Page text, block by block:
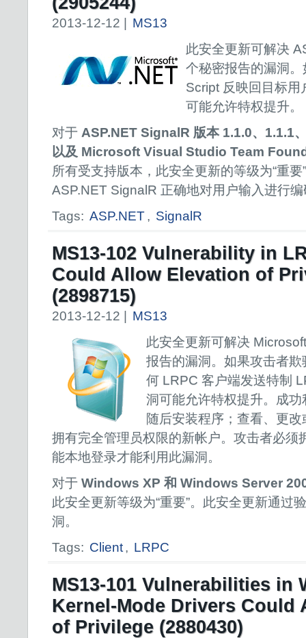
2013-12-12 |
MS13
此安全更新可解决
个秘密报告的漏洞
Script 反映回目标用
可能允许特权提升。
对于 ASP.NET SignalR 版本 1.1.0、1.1.1
以及 Microsoft Visual Studio Team
所有受支持版本，此安全更新的等级为“重
ASP.NET SignalR 正确地对用户输入进行
Tags: ASP.NET, SignalR
MS13-102 Vulnerability in
Could Allow Elevation of
(2898715)
2013-12-12 |
MS13
此安全更新可解决
报告的漏洞。如果攻击者
何 LRPC 客户端发送特制
洞可能允许特权提升。成
随后安装程序；查看、更
拥有完全管理员权限的新帐户。攻击者必须
能本地登录才能利用此漏洞。
对于 Windows XP 和 Windows Server
此安全更新等级为“重要”。此安全更新通过
洞。
Tags: Client, LRPC
MS13-101 Vulnerabilities in
Kernel-Mode Drivers Could
of Privilege (2880430)